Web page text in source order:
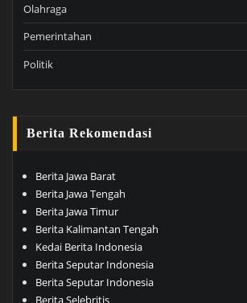
Olahraga
Pemerintahan
Politik
Berita Rekomendasi
Berita Jawa Barat
Berita Jawa Tengah
Berita Jawa Timur
Berita Kalimantan Tengah
Kedai Berita Indonesia
Berita Seputar Indonesia
Berita Seputar Indonesia
Berita Selebritis